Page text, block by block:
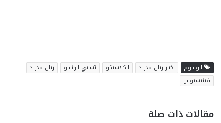
الوسوم اخبار ريال مدريد الكلاسيكو تشابي الونسو
ريال مدريد
فينيسيوس
مقالات ذات صلة